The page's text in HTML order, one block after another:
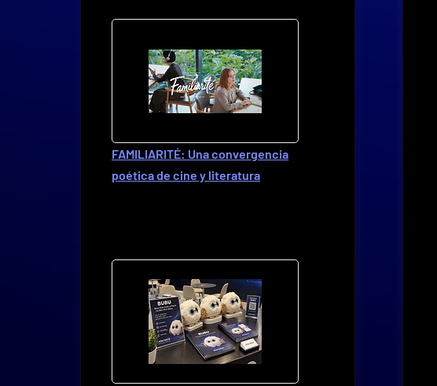
FAMILIARITÉ: Una convergencia
poética de cine y literatura